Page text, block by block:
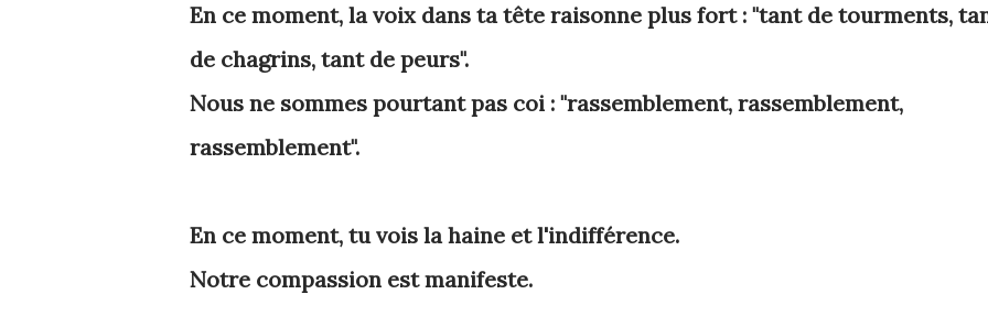
En ce moment, la voix dans ta tête raisonne plus fort : "tant de tourments,
de chagrins, tant de peurs".
Nous ne sommes pourtant pas coi : "rassemblement, rassemblement,
rassemblement".
En ce moment, tu vois la haine et l'indifférence.
Notre compassion est manifeste.